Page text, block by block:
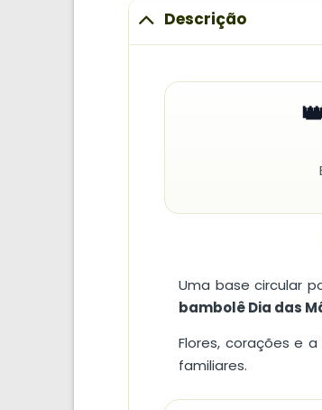
Descrição
Uma base circular
bambolê Dia das
Flores, corações e a
familiares.